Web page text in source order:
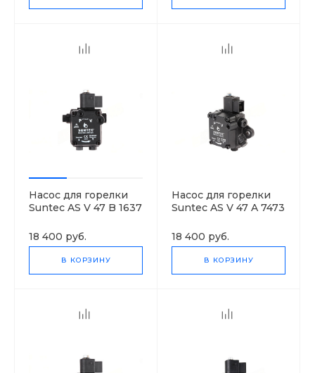
Насос для горелки
Suntec AS V 47 B 1637
18 400 руб.
В КОРЗИНУ
Насос для горелки
Suntec AS V 47 A 7473
18 400 руб.
В КОРЗИНУ